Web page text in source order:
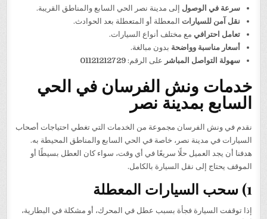
سرعة في الوصول إلى مدينة نصر الحي السابع والمناطق القريبة.
نقل آمن للسيارات المعطلة أو المتعطلة بعد الحوادث.
تعامل احترافي مع مختلف أنواع السيارات.
أسعار مناسبة وواضحة بدون مبالغة.
سهولة التواصل المباشر على الرقم:01121212729
خدمات ونش الفرسان في الحي
السابع بمدينة نصر
نقدم في ونش الفرسان مجموعة من الخدمات التي تغطي احتياجات أصحاب
السيارات في مدينة نصر، خاصة في الحي السابع والمناطق المحيطة به.
هدفنا أن يجد العميل حلًا سريعًا في أي وقت، سواء كان العطل بسيطًا أو
الموقف يحتاج إلى نقل السيارة بالكامل.
1) سحب السيارات المعطلة
إذا توقفت السيارة فجأة بسبب عطل في المحرك، أو مشكلة في البطارية،